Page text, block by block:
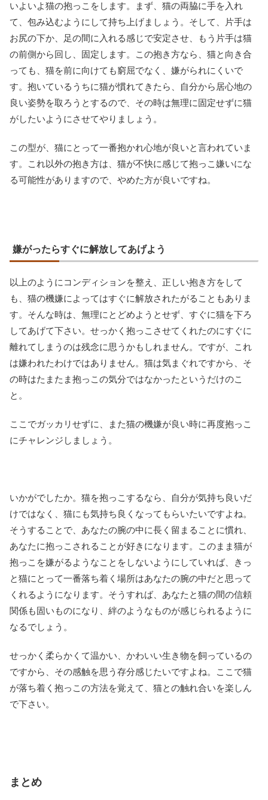
いよいよ猫の抱っこをします。まず、猫の両脇に手を入れ
て、包み込むようにして持ち上げましょう。そして、片手は
お尻の下か、足の間に入れる感じで安定させ、もう片手は猫
の前側から回し、固定します。この抱き方なら、猫と向き合
っても、猫を前に向けても窮屈でなく、嫌がられにくいで
す。抱いているうちに猫が慣れてきたら、自分から居心地の
良い姿勢を取ろうとするので、その時は無理に固定せずに猫
がしたいようにさせてやりましょう。
この型が、猫にとって一番抱かれ心地が良いと言われていま
す。これ以外の抱き方は、猫が不快に感じて抱っこ嫌いにな
る可能性がありますので、やめた方が良いですね。
嫌がったらすぐに解放してあげよう
以上のようにコンディションを整え、正しい抱き方をして
も、猫の機嫌によってはすぐに解放されたがることもありま
す。そんな時は、無理にとどめようとせず、すぐに猫を下ろ
してあげて下さい。せっかく抱っこさせてくれたのにすぐに
離れてしまうのは残念に思うかもしれません。ですが、これ
は嫌われたわけではありません。猫は気まぐれですから、そ
の時はたまたま抱っこの気分ではなかったというだけのこ
と。
ここでガッカリせずに、また猫の機嫌が良い時に再度抱っこ
にチャレンジしましょう。
いかがでしたか。猫を抱っこするなら、自分が気持ち良いだ
けではなく、猫にも気持ち良くなってもらいたいですよね。
そうすることで、あなたの腕の中に長く留まることに慣れ、
あなたに抱っこされることが好きになります。このまま猫が
抱っこを嫌がるようなことをしないようにしていれば、きっ
と猫にとって一番落ち着く場所はあなたの腕の中だと思って
くれるようになります。そうすれば、あなたと猫の間の信頼
関係も固いものになり、絆のようなものが感じられるように
なるでしょう。
せっかく柔らかくて温かい、かわいい生き物を飼っているの
ですから、その感触を思う存分感じたいですよね。ここで猫
が落ち着く抱っこの方法を覚えて、猫との触れ合いを楽しん
で下さい。
まとめ